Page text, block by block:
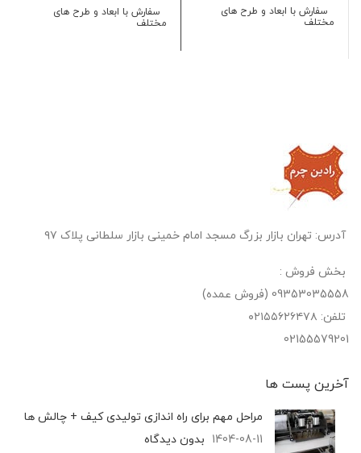
سفارش با ابعاد و طرح های
مختلف
سفارش با ابعاد و طرح های
مختلف
آدرس: تهران بازار بزرگ مسجد امام خمینی بازار سلطانی پلاک ۹۷
بخش فروش :
09353035558 (فروش عمده)
تلفن: ۰۲۱۵۵۶۲۶۴۷۸
02155579201
آخرین پست‌ ها
مراحل مهم برای راه اندازی تولیدی کیف + چالش ها
1404-08-11 بدون دیدگاه